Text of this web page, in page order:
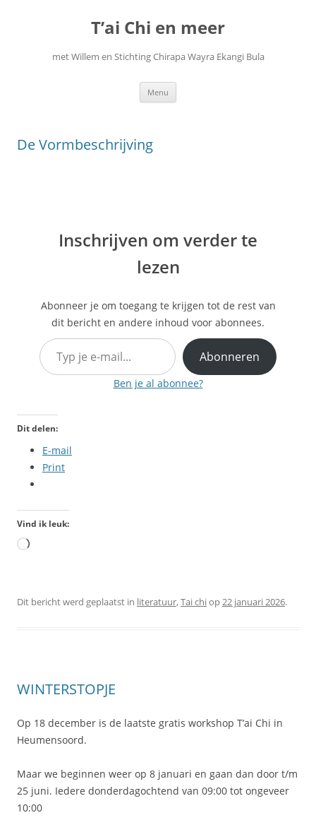
T’ai Chi en meer
met Willem en Stichting Chirapa Wayra Ekangi Bula
Menu
De Vormbeschrijving
Inschrijven om verder te
lezen
Abonneer je om toegang te krijgen tot de rest van
dit bericht en andere inhoud voor abonnees.
Typ je e-mail…
Abonneren
Ben je al abonnee?
Dit delen:
E-mail
Print
Vind ik leuk:
Aan
Dit bericht werd geplaatst in literatuur,Tai chiop22 januari 2026.
WINTERSTOPJE
Op 18 december is de laatste gratis workshop T’ai Chi in
Heumensoord.
Maar we beginnen weer op 8 januari en gaan dan door t/m
25 juni. Iedere donderdagochtend van 09:00 tot ongeveer
10:00